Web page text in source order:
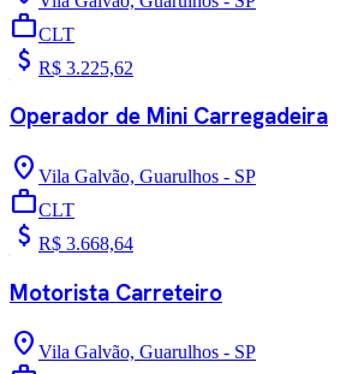
workCLT
attach_money R$ 3.225,62
Operador de Mini Carregadeira
location_on Vila Galvão, Guarulhos - SP
workCLT
attach_money R$ 3.668,64
Motorista Carreteiro
location_on Vila Galvão, Guarulhos - SP